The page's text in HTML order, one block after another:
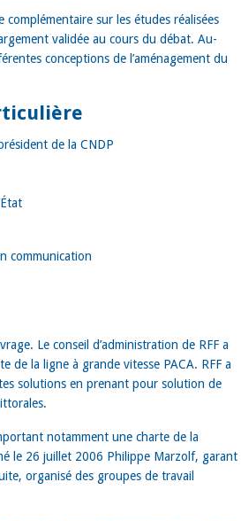
sur les études réalisées
validée au cours du débat. Au-
conceptions de l’aménagement du
de la CNDP
communication
Le conseil d’administration de RFF a
de la ligne à grande vitesse PACA. RFF a
solutions en prenant pour solution de
notamment une charte de la
le 26 juillet 2006 Philippe Marzolf, garant
organisé des groupes de travail